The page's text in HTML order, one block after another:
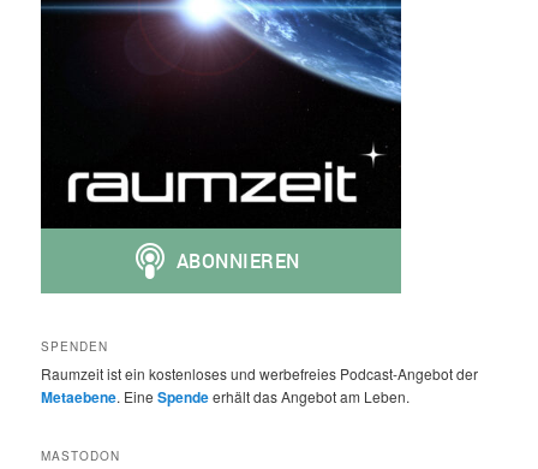
SPENDEN
Raumzeit ist ein kostenloses und werbefreies Podcast-Angebot der
Metaebene. EineSpendeerhält das Angebot am Leben.
MASTODON